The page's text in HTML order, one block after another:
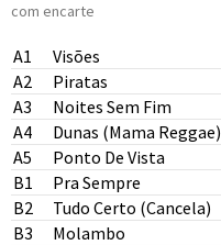
com encarte
A1
Visões
A2
Piratas
A3
Noites Sem Fim
A4
Dunas (Mama Reggae)
A5
Ponto De Vista
B1
Pra Sempre
B2
Tudo Certo (Cancela)
B3
Molambo